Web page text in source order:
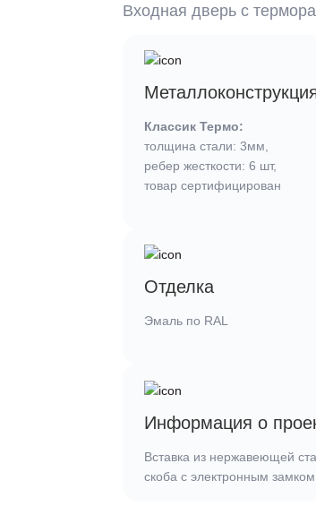
Входная дверь c
Классик Термо:
толщина стали: 3мм,
ребер жесткости: 6 шт,
товар сертифицирован
Отделка
Эмаль по RAL
Информация о
Вставка из нержавеющей
скоба с электронным замком.